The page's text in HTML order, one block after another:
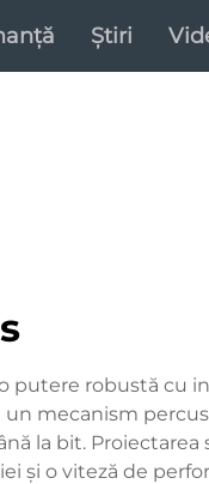
Știri
putere robustă cu
mecanism
la bit.
și o viteză de